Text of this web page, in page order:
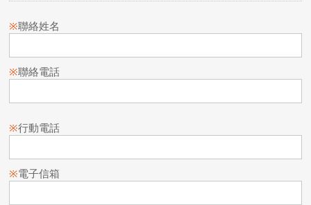
※聯絡姓名
※聯絡電話
※行動電話
※電子信箱